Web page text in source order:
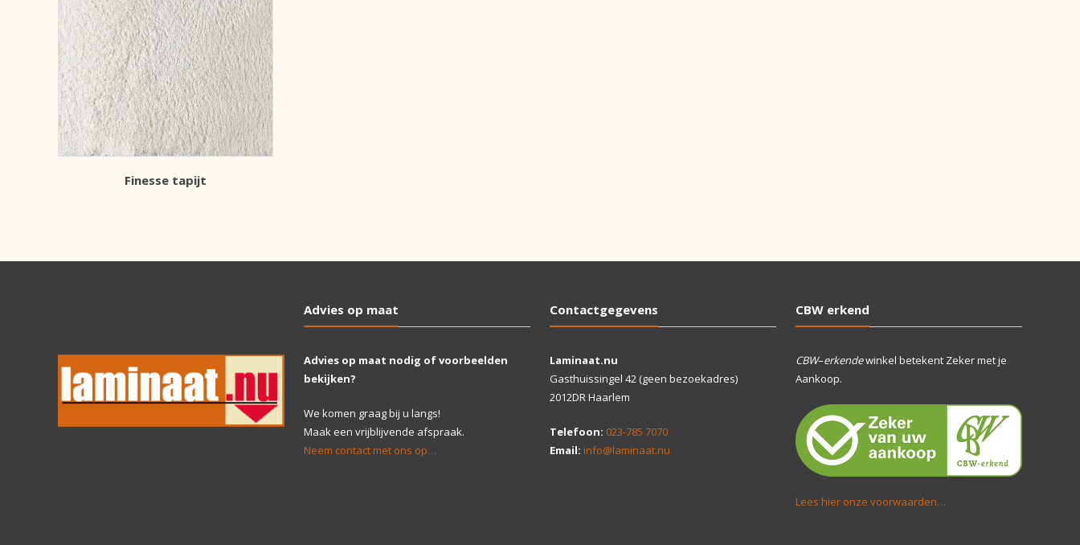
Finesse tapijt
Advies op maat
Advies op maat nodig of voorbeelden
bekijken?
We komen graag bij u langs!
Maak een vrijblijvende afspraak.
Neem contact met ons op…
Contactgegevens
Laminaat.nu
Gasthuissingel 42 (geen bezoekadres)
2012DR Haarlem
Telefoon: 023-785 7070
Email: info@laminaat.nu
CBW erkend
CBW–erkendewinkel betekent Zeker met je
Aankoop.
Lees hier onze voorwaarden…